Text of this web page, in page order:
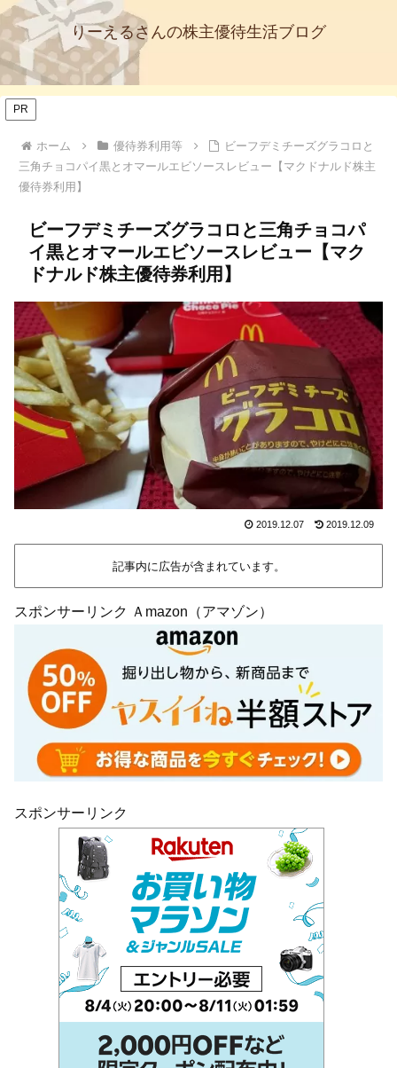
りーえるさんの株主優待生活ブログ
PR
ホーム 優待券利用等
ビーフデミチーズグラコロと
三角チョコパイ黒とオマールエビソースレビュー【マクドナルド株主
優待券利用】
ビーフデミチーズグラコロと三角チョコパ
イ黒とオマールエビソースレビュー【マク
ドナルド株主優待券利用】
2019.12.07 2019.12.09
記事内に広告が含まれています。
スポンサーリンク Ａmazon（アマゾン）
スポンサーリンク